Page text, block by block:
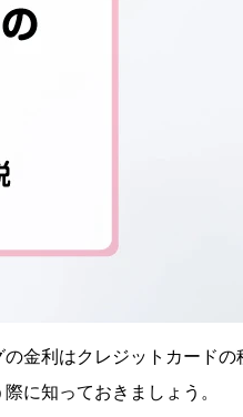
金利はクレジットカードの
に知っておきましょう。